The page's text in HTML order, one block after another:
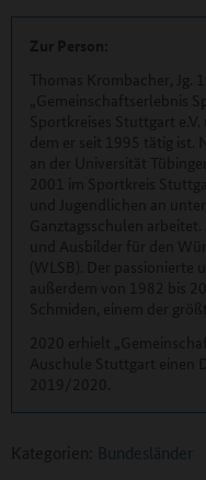
Kategorien: Bundesländer